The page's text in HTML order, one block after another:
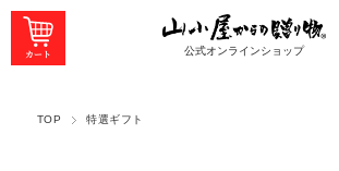
公式オンラインショップ
TOP 特選ギフト